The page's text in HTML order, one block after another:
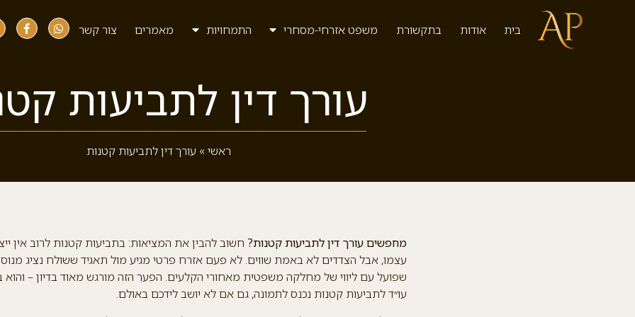
בית אודות בתקשורת משפט אזרחי-מסחרי התמחויות מאמרים צור קשר
עורך דין לתביעות
ראשי » עורך דין לתביעות קטנות
מחפשים עורך דין לתביעות קטנות? חשוב להבין את המציאות: בתביעות קטנות לרוב אין
עצמו, אבל הצדדים לא באמת שווים. לא פעם אזרח פרטי מגיע מול תאגיד ששולח נציג
שפועל עם ליווי של מחלקה משפטית מאחורי הקלעים. הפער הזה מורגש מאוד בדיון – והוא
עו״ד לתביעות קטנות נכנס לתמונה, גם אם לא יושב לידכם באולם.